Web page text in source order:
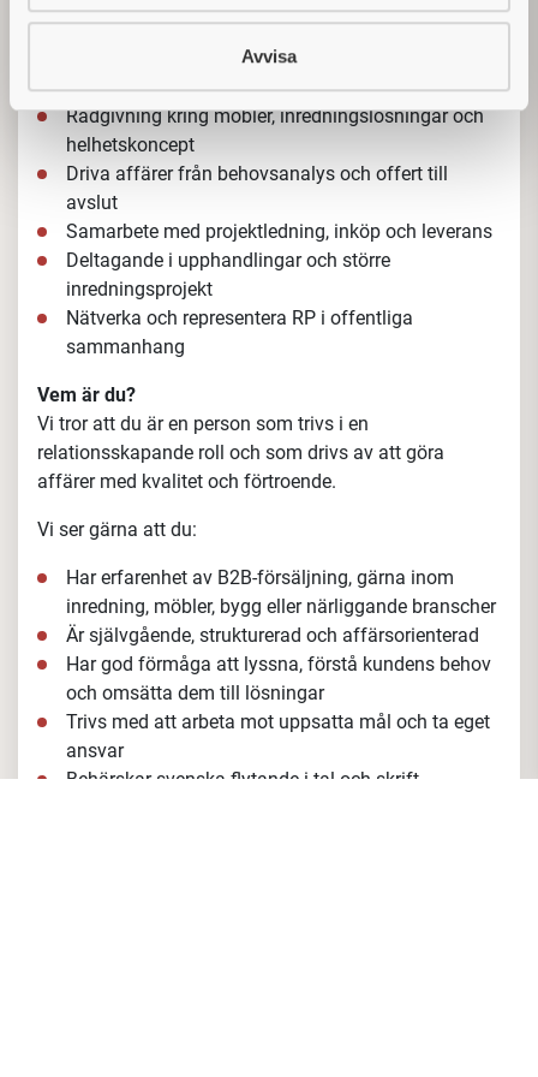
Avvisa
Aktiv bearbetning av nya och befintliga kunder
Rådgivning kring möbler, inredningslösningar och
helhetskoncept
Driva affärer från behovsanalys och offert till
avslut
Samarbete med projektledning, inköp och leverans
Deltagande i upphandlingar och större
inredningsprojekt
Nätverka och representera RP i offentliga
sammanhang
Vem är du?
Vi tror att du är en person som trivs i en
relationsskapande roll och som drivs av att göra
affärer med kvalitet och förtroende.
Vi ser gärna att du:
Har erfarenhet av B2B-försäljning, gärna inom
inredning, möbler, bygg eller närliggande branscher
Är självgående, strukturerad och affärsorienterad
Har god förmåga att lyssna, förstå kundens behov
och omsätta dem till lösningar
Trivs med att arbeta mot uppsatta mål och ta eget
ansvar
Behärskar svenska flytande i tal och skrift